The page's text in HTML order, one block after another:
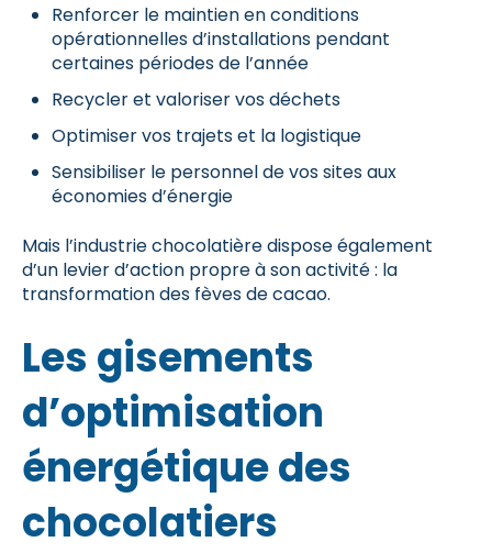
Renforcer le maintien en conditions
opérationnelles d’installations pendant
certaines périodes de l’année
Recycler et valoriser vos déchets
Optimiser vos trajets et la logistique
Sensibiliser le personnel de vos sites aux
économies d’énergie
Mais l’industrie chocolatière dispose également
d’un levier d’action propre à son activité : la
transformation des fèves de cacao.
Les gisements
d’optimisation
énergétique des
chocolatiers